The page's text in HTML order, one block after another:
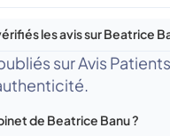
les avis sur Beatrice
sur Avis
de Beatrice Banu ?